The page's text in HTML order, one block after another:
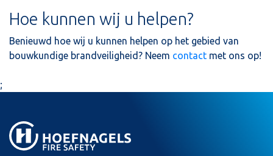
Hoe kunnen wij u helpen?
Benieuwd hoe wij u kunnen helpen op het gebied van
bouwkundige brandveiligheid? Neem contact met ons op!
;